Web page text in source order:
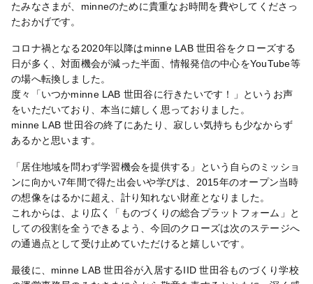
たみなさまが、minneのために貴重なお時間を費やしてくださっ
たおかげです。
コロナ禍となる2020年以降はminne LAB 世田谷をクローズする
日が多く、対面機会が減った半面、情報発信の中心をYouTube等
の場へ転換しました。
度々「いつかminne LAB 世田谷に行きたいです！」というお声
をいただいており、本当に嬉しく思っておりました。
minne LAB 世田谷の終了にあたり、寂しい気持ちも少なからず
あるかと思います。
「居住地域を問わず学習機会を提供する」という自らのミッショ
ンに向かい7年間で得た出会いや学びは、2015年のオープン当時
の想像をはるかに超え、計り知れない財産となりました。
これからは、より広く「ものづくりの総合プラットフォーム」と
しての役割を全うできるよう、今回のクローズは次のステージへ
の通過点として受け止めていただけると嬉しいです。
最後に、minne LAB 世田谷が入居するIID 世田谷ものづくり学校